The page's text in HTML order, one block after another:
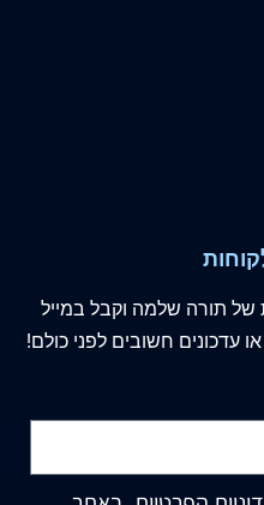
של תורה שלמה וקבל במייל
עדכונים חשובים לפני כולם!